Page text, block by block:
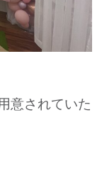
意されていた